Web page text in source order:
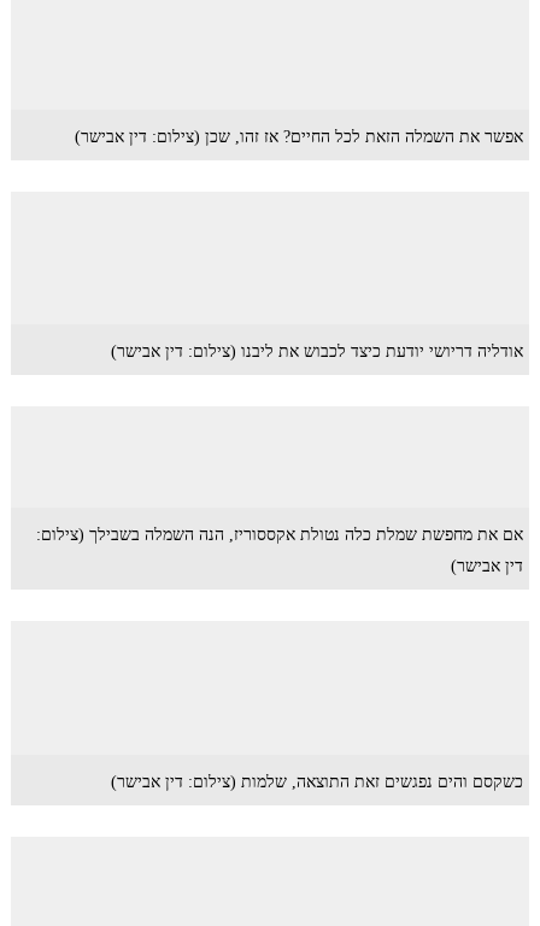
אפשר את השמלה הזאת לכל החיים? אז זהו, שכן (צילום: דין אבישר)
אודליה דריושי יודעת כיצד לכבוש את ליבנו (צילום: דין אבישר)
אם את מחפשת שמלת כלה נטולת אקססוריז, הנה השמלה בשבילך (צילום:
דין אבישר)
כשקסם והים נפגשים זאת התוצאה, שלמות (צילום: דין אבישר)